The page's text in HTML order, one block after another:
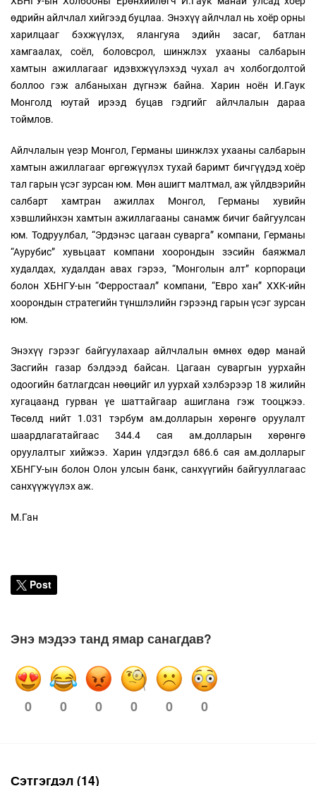
өдрийн айлчлал хийгээд буцлаа. Энэхүү айлчлал нь хоёр орны
харилцааг бэхжүүлэх, ялангуяа эдийн засаг, батлан
хамгаалах, соёл, боловсрол, шинжлэх ухааны салбарын
хамтын ажиллагааг идэвхжүүлэхэд чухал ач холбогдолтой
боллоо гэж албаныхан дүгнэж байна. Харин ноён И.Гаук
Монголд юутай ирээд буцав гэдгийг айлчлалын дараа
тоймлов.
Айлчлалын үеэр Монгол, Германы шинжлэх ухааны салбарын
хамтын ажиллагааг өргөжүүлэх тухай баримт бичгүүдэд хоёр
тал гарын үсэг зурсан юм. Мөн ашигт малтмал, аж үйлдвэрийн
салбарт хамтран ажиллах Монгол, Германы хувийн
хэвшлийнхэн хамтын ажиллагааны санамж бичиг байгуулсан
юм. Тодруулбал, “Эрдэнэс цагаан суварга” компани, Германы
“Аурубис” хувьцаат компани хоорондын зэсийн баяжмал
худалдах, худалдан авах гэрээ, “Монголын алт” корпораци
болон ХБНГУ-ын “Ферростаал” компани, “Евро хан” ХХК-ийн
хоорондын стратегийн түншлэлийн гэрээнд гарын үсэг зурсан
юм.
Энэхүү гэрээг байгуулахаар айлчлалын өмнөх өдөр манай
Засгийн газар бэлдээд байсан. Цагаан суваргын уурхайн
одоогийн батлагдсан нөөцийг ил уурхай хэлбэрээр 18 жилийн
хугацаанд гурван үе шаттайгаар ашиглана гэж тооцжээ.
Төсөлд нийт 1.031 тэрбум ам.долларын хөрөнгө оруулалт
шаардлагатайгаас 344.4 сая ам.долларын хөрөнгө
оруулалтыг хийжээ. Харин үлдэгдэл 686.6 сая ам.долларыг
ХБНГУ-ын болон Олон улсын банк, санхүүгийн байгууллагаас
санхүүжүүлэх аж.
М.Ган
Post
Энэ мэдээ танд ямар санагдав?
0 0 0 0 0 0
Сэтгэгдэл (14)